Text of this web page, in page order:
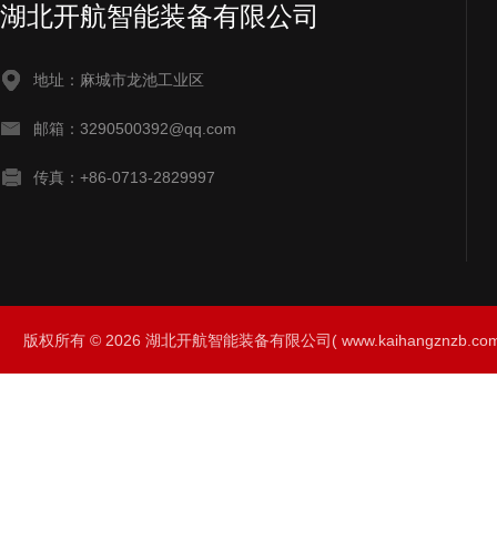
湖北开航智能装备有限公司
地址：麻城市龙池工业区
邮箱：3290500392@qq.com
传真：+86-0713-2829997
版权所有 © 2026 湖北开航智能装备有限公司(